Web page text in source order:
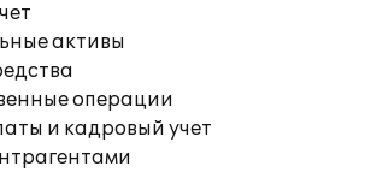
активы
операции
и кадровый учет